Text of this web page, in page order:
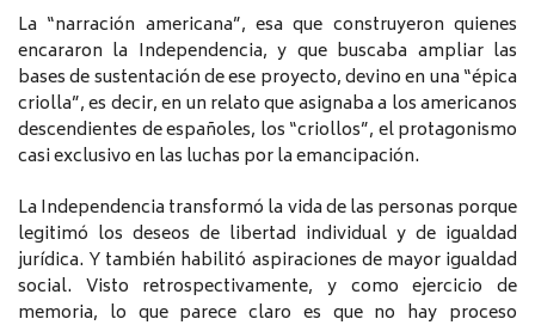
La “narración americana”, esa que construyeron quienes
encararon la Independencia, y que buscaba ampliar las
bases de sustentación de ese proyecto, devino en una “épica
criolla”, es decir, en un relato que asignaba a los americanos
descendientes de españoles, los “criollos”, el protagonismo
casi exclusivo en las luchas por la emancipación.
La Independencia transformó la vida de las personas porque
legitimó los deseos de libertad individual y de igualdad
jurídica. Y también habilitó aspiraciones de mayor igualdad
social. Visto retrospectivamente, y como ejercicio de
memoria, lo que parece claro es que no hay proceso